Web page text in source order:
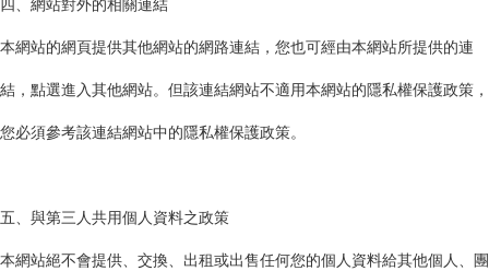
四、網站對外的相關連結
本網站的網頁提供其他網站的網路連結，您也可經由本網站所提供的連
結，點選進入其他網站。但該連結網站不適用本網站的隱私權保護政策，
您必須參考該連結網站中的隱私權保護政策。
五、與第三人共用個人資料之政策
本網站絕不會提供、交換、出租或出售任何您的個人資料給其他個人、團